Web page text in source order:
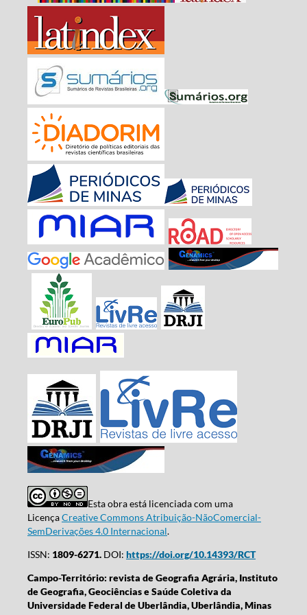
Esta obra está licenciada com uma
LicençaCreative Commons Atribuição-NãoComercial-
SemDerivações 4.0 Internacional.
ISSN: 1809-6271.DOI: https://doi.org/10.14393/RCT
Campo-Território: revista de Geografia Agrária, Instituto
de Geografia, Geociências e Saúde Coletiva da
Universidade Federal de Uberlândia, Uberlândia, Minas